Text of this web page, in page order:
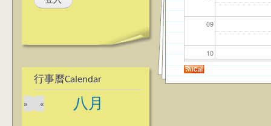
行事曆Calendar
八月
«
»
09
10
11